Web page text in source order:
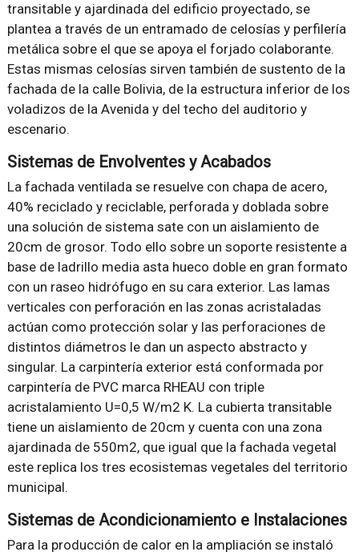
transitable y ajardinada del edificio proyectado, se
plantea a través de un entramado de celosías y perfilería
metálica sobre el que se apoya el forjado colaborante.
Estas mismas celosías sirven también de sustento de la
fachada de la calle Bolivia, de la estructura inferior de los
voladizos de la Avenida y del techo del auditorio y
escenario.
Sistemas de Envolventes y Acabados
La fachada ventilada se resuelve con chapa de acero,
40% reciclado y reciclable, perforada y doblada sobre
una solución de sistema sate con un aislamiento de
20cm de grosor. Todo ello sobre un soporte resistente a
base de ladrillo media asta hueco doble en gran formato
con un raseo hidrófugo en su cara exterior. Las lamas
verticales con perforación en las zonas acristaladas
actúan como protección solar y las perforaciones de
distintos diámetros le dan un aspecto abstracto y
singular. La carpintería exterior está conformada por
carpintería de PVC marca RHEAU con triple
acristalamiento U=0,5 W/m2 K. La cubierta transitable
tiene un aislamiento de 20cm y cuenta con una zona
ajardinada de 550m2, que igual que la fachada vegetal
este replica los tres ecosistemas vegetales del territorio
municipal.
Sistemas de Acondicionamiento e Instalaciones
Para la producción de calor en la ampliación se instaló